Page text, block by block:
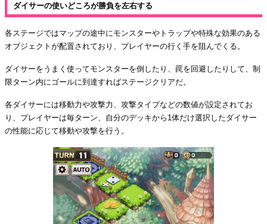
ダイサーの使いどころが勝負を左右する
各ステージではマップの途中にモンスターやトラップや特殊な効果のある
オブジェクトが配置されており、プレイヤーの行く手を阻んでくる。
ダイサーをうまく使ってモンスターを倒したり、罠を回避したりして、制
限ターン内にゴールに到達すればステージクリアだ。
各ダイサーには移動力や攻撃力、攻撃タイプなどの数値が設定されてお
り、プレイヤーは毎ターン、自分のデッキから1体だけ選択したダイサー
の性能に応じて移動や攻撃を行う。